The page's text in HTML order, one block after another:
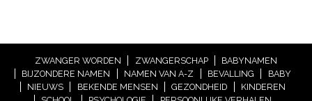
ZWANGER WORDEN ZWANGERSCHAP
BABYNAMEN
BIJZONDERE NAMEN
NAMEN VAN A-Z BEVALLING
BABY
NIEUWS
BEKENDE MENSEN GEZONDHEID
KINDEREN